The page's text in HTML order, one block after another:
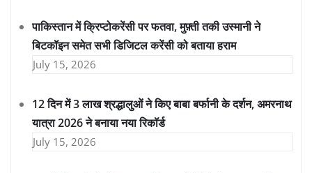
पाकिस्तान में क्रिप्टोकरेंसी पर फतवा, मुफ़्ती तकी उस्मानी ने
बिटकॉइन समेत सभी डिजिटल करेंसी को बताया हराम
July 15, 2026
12 दिन में 3 लाख श्रद्धालुओं ने किए बाबा बर्फानी के दर्शन, अमरनाथ
यात्रा 2026 ने बनाया नया रिकॉर्ड
July 15, 2026